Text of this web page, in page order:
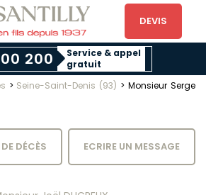
DEVIS
200
Service & appel
gratuit
> Seine-Saint-Denis (93) >Monsieur Serge
DÉCÈS ECRIRE UN MESSAGE